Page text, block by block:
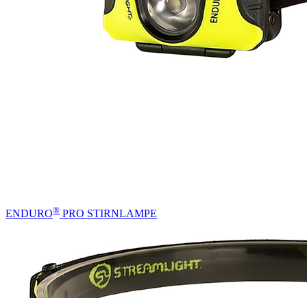
ENDURO® PRO STIRNLAMPE